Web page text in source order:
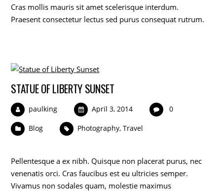
Cras mollis mauris sit amet scelerisque interdum.
Praesent consectetur lectus sed purus consequat rutrum.
STATUE OF LIBERTY SUNSET
paulking April 3, 2014 0
Blog Photography,Travel
Pellentesque a ex nibh. Quisque non placerat purus, nec
venenatis orci. Cras faucibus est eu ultricies semper.
Vivamus non sodales quam, molestie maximus